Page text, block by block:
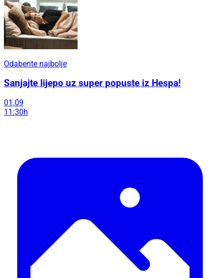
Odaberite najbolje
Sanjajte lijepo uz super popuste iz Hespa!
01.09
11:30h